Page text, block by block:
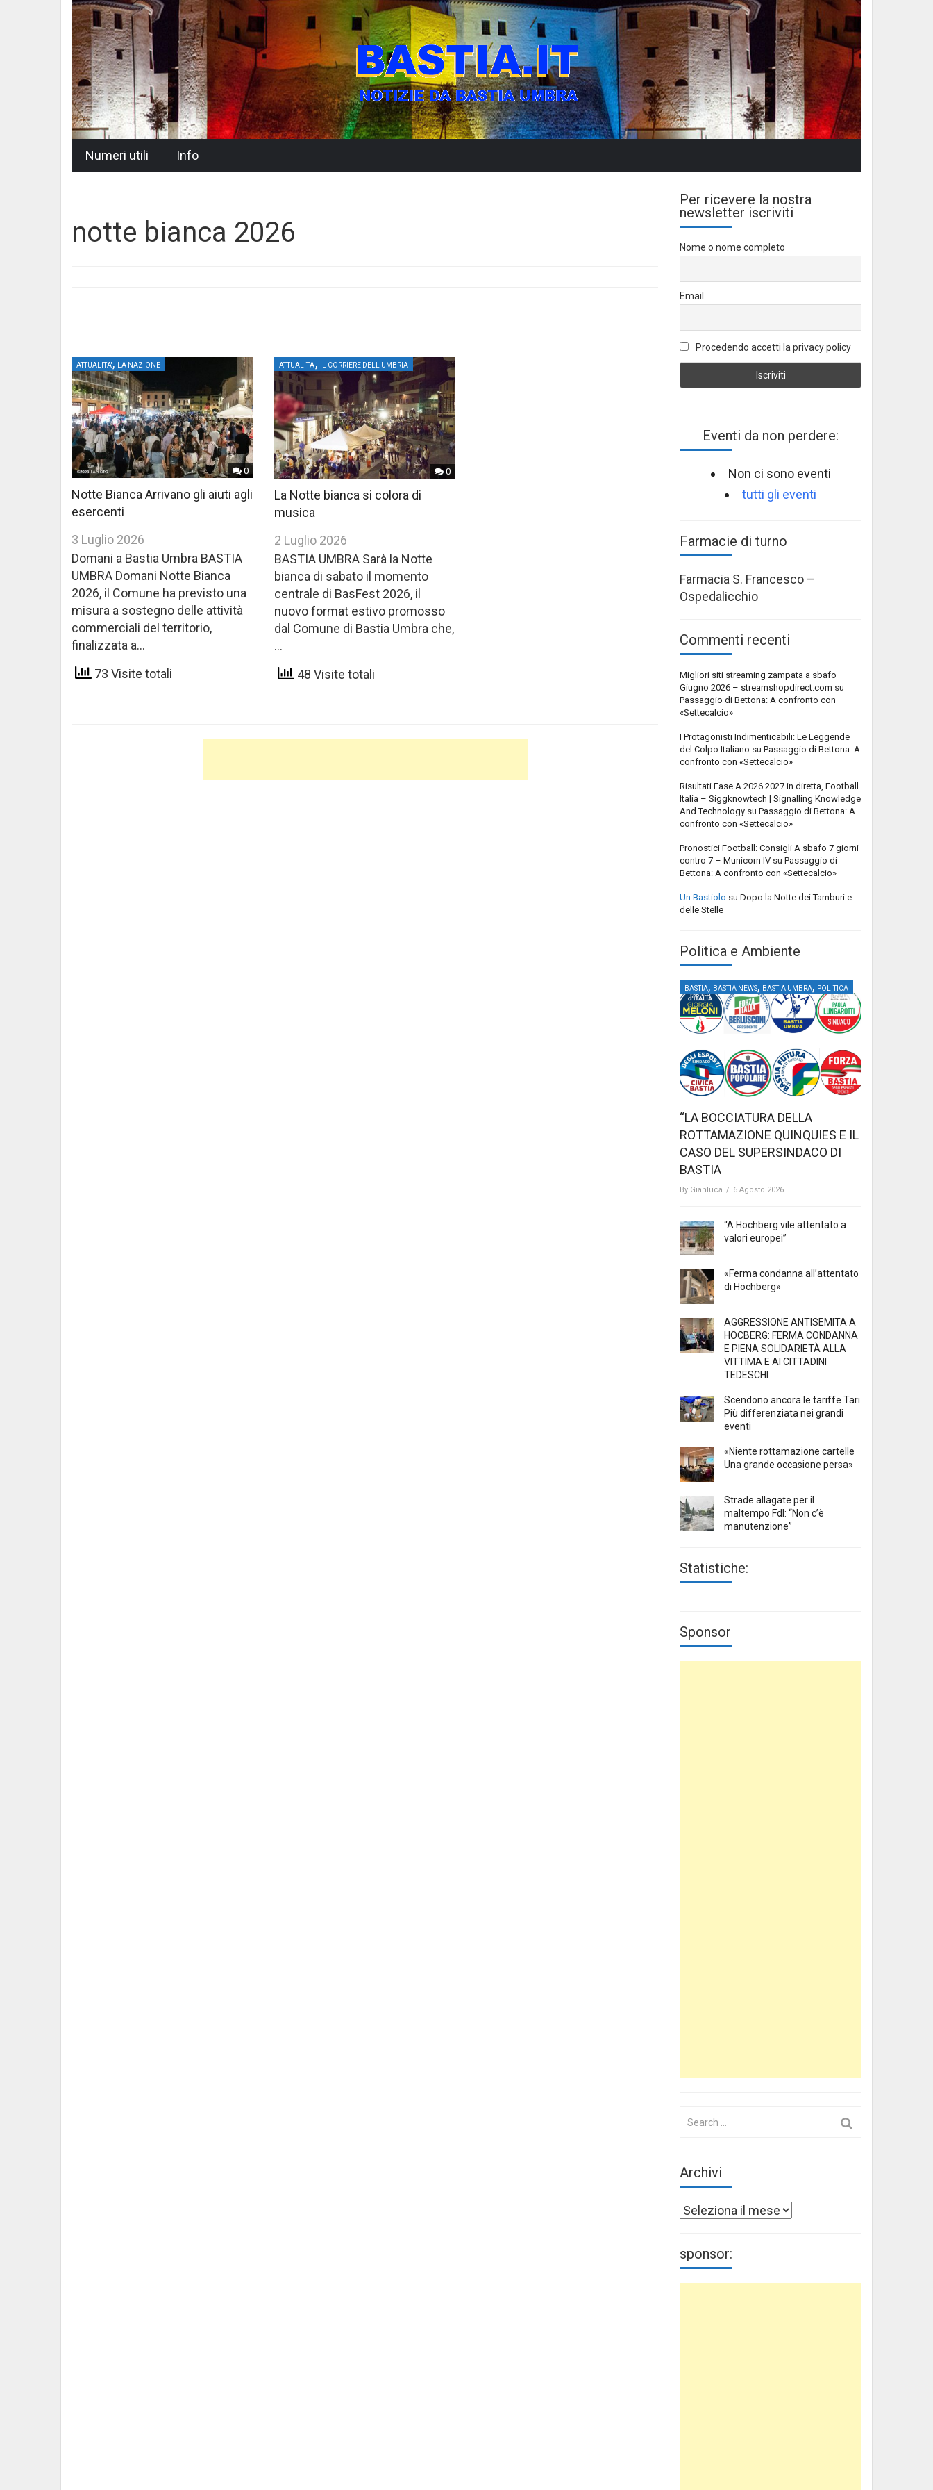
Numeri utili Info
notte bianca 2026
0
ATTUALITA', LA NAZIONE
Notte Bianca Arrivano gli aiuti agli
esercenti
3 Luglio 2026
Domani a Bastia Umbra BASTIA
UMBRA Domani Notte Bianca
2026, il Comune ha previsto una
misura a sostegno delle attività
commerciali del territorio,
finalizzata a…
73 Visite totali
0
ATTUALITA', IL CORRIERE DELL'UMBRIA
La Notte bianca si colora di
musica
2 Luglio 2026
BASTIA UMBRA Sarà la Notte
bianca di sabato il momento
centrale di BasFest 2026, il
nuovo format estivo promosso
dal Comune di Bastia Umbra che,
…
48 Visite totali
Per ricevere la nostra
newsletter iscriviti
Nome o nome completo
Email
Procedendo accetti la privacy policy
Eventi da non perdere:
Non ci sono eventi
tutti gli eventi
Farmacie di turno
Farmacia S. Francesco –
Ospedalicchio
Commenti recenti
Migliori siti streaming zampata a sbafo
Giugno 2026 – streamshopdirect.com su
Passaggio di Bettona: A confronto con
«Settecalcio»
I Protagonisti Indimenticabili: Le Leggende
del Colpo Italiano su Passaggio di Bettona: A
confronto con «Settecalcio»
Risultati Fase A 2026 2027 in diretta, Football
Italia – Siggknowtech | Signalling Knowledge
And Technology su Passaggio di Bettona: A
confronto con «Settecalcio»
Pronostici Football: Consigli A sbafo 7 giorni
contro 7 – Municorn IV su Passaggio di
Bettona: A confronto con «Settecalcio»
Un Bastiolo su Dopo la Notte dei Tamburi e
delle Stelle
Politica e Ambiente
BASTIA, BASTIA NEWS, BASTIA UMBRA, POLITICA
“LA BOCCIATURA DELLA
ROTTAMAZIONE QUINQUIES E IL
CASO DEL SUPERSINDACO DI
BASTIA
By Gianluca / 6 Agosto 2026
“A Höchberg vile attentato a
valori europei”
«Ferma condanna all’attentato
di Höchberg»
AGGRESSIONE ANTISEMITA A
HÖCBERG: FERMA CONDANNA
E PIENA SOLIDARIETÀ ALLA
VITTIMA E AI CITTADINI
TEDESCHI
Scendono ancora le tariffe Tari
Più differenziata nei grandi
eventi
«Niente rottamazione cartelle
Una grande occasione persa»
Strade allagate per il
maltempo FdI: “Non c’è
manutenzione”
Statistiche:
Sponsor
Archivi
Archivi
sponsor: